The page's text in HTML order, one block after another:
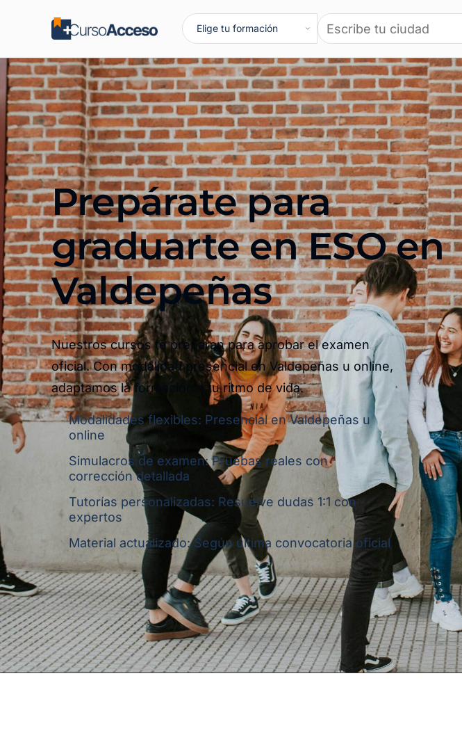
Prepárate para
graduarte en ESO en
Valdepeñas
Nuestros cursos te preparan para aprobar el examen
oficial. Con modalidad presencial en Valdepeñas u online,
adaptamos la formación a tu ritmo de vida.
Modalidades flexibles: Presencial en Valdepeñas u
online
Simulacros de examen: Pruebas reales con
corrección detallada
Tutorías personalizadas: Resuelve dudas 1:1 con
expertos
Material actualizado: Según última convocatoria oficial